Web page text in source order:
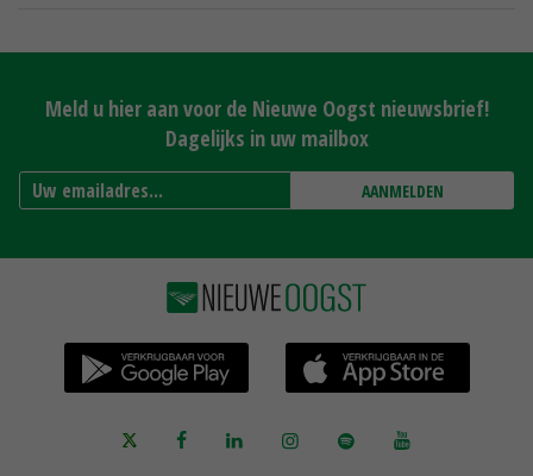
Meld u hier aan voor de Nieuwe Oogst nieuwsbrief!
Dagelijks in uw mailbox
AANMELDEN